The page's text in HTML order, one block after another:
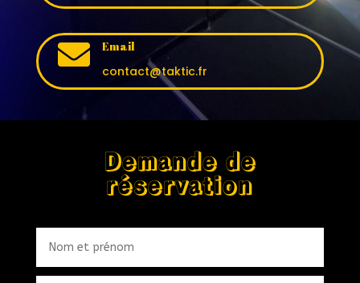
 Email
contact@taktic.fr
Demande de
réservation